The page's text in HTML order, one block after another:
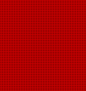
30/11/2019
14/12/2019